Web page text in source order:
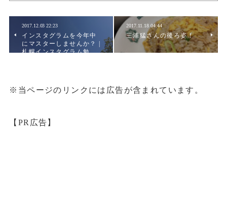
2017.12.03 22:23
インスタグラムを今年中
にマスターしませんか？ |
札幌インスタグラム勉…
2017.11.18 04:44
三浦猛さんの後ろ姿！
※当ページのリンクには広告が含まれています。
【PR広告】